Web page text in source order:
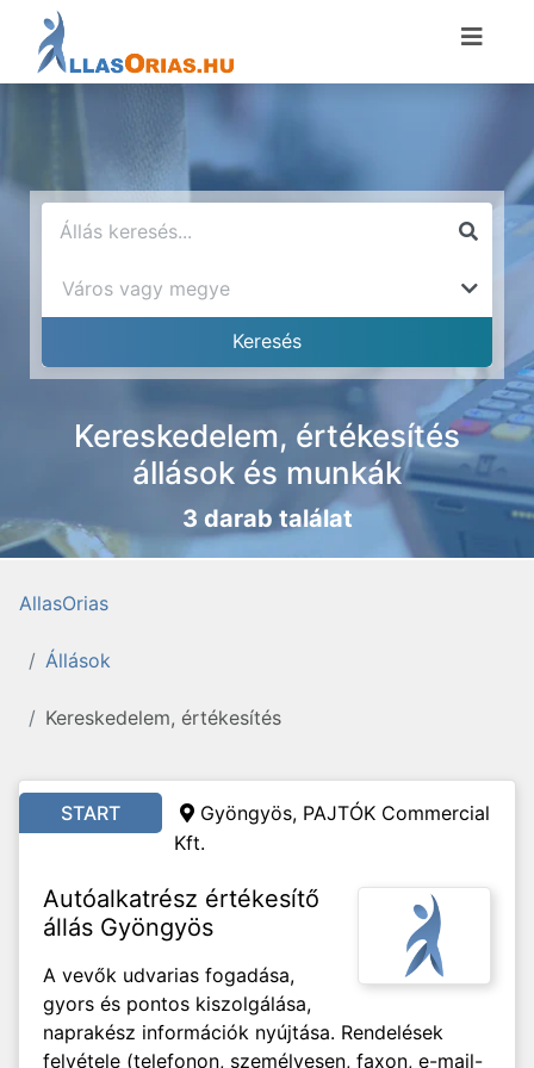
Kereskedelem, értékesítés
állások és munkák
3 darab találat
AllasOrias
Állások
Kereskedelem, értékesítés
START
Gyöngyös, PAJTÓK Commercial
Kft.
Autóalkatrész értékesítő
állás Gyöngyös
A vevők udvarias fogadása,
gyors és pontos kiszolgálása,
naprakész információk nyújtása. Rendelések
felvétele (telefonon, személyesen, faxon, e-mail-